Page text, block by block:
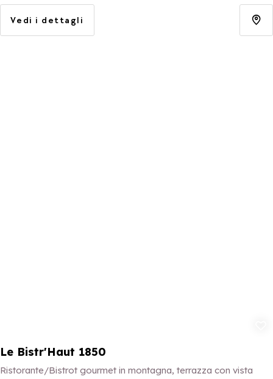
Vedi i dettagli
Le Bistr'Haut 1850
Ristorante/Bistrot gourmet in montagna, terrazza con vista